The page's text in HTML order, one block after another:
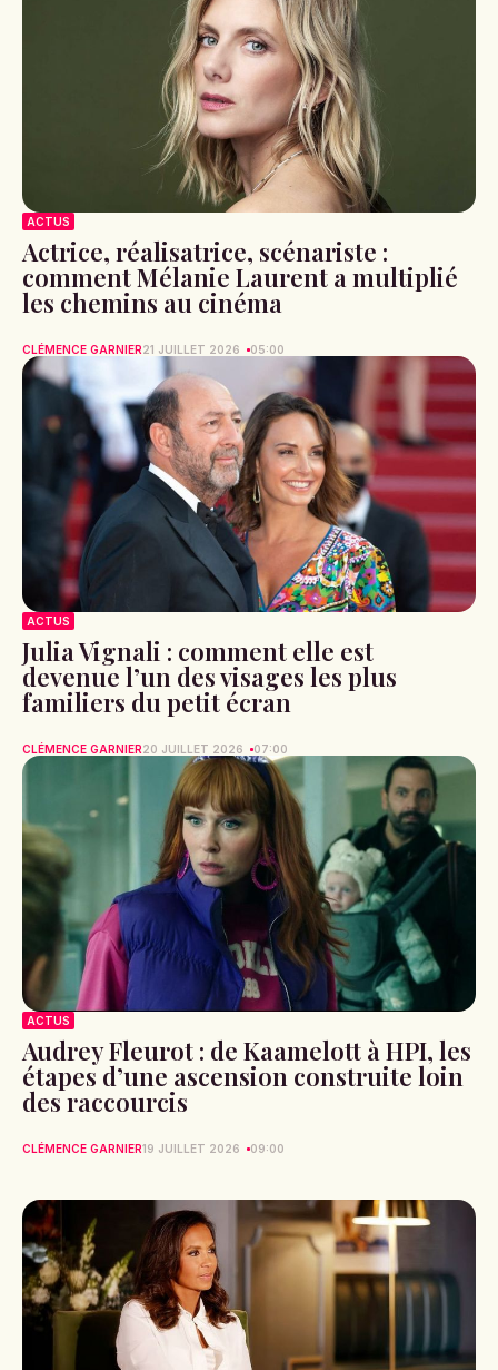
ACTUS
Actrice, réalisatrice, scénariste :
comment Mélanie Laurent a multiplié
les chemins au cinéma
CLÉMENCE GARNIER21 JUILLET 2026 05:00
ACTUS
Julia Vignali : comment elle est
devenue l’un des visages les plus
familiers du petit écran
CLÉMENCE GARNIER20 JUILLET 2026 07:00
ACTUS
Audrey Fleurot : de Kaamelott à HPI, les
étapes d’une ascension construite loin
des raccourcis
CLÉMENCE GARNIER19 JUILLET 2026 09:00